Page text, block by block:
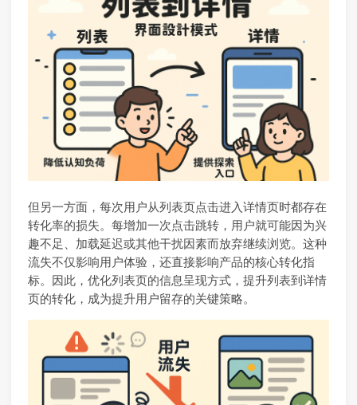
但另一方面，每次用户从列表页点击进入详情页时都存在
转化率的损失。每增加一次点击跳转，用户就可能因为兴
趣不足、加载延迟或其他干扰因素而放弃继续浏览。这种
流失不仅影响用户体验，还直接影响产品的核心转化指
标。因此，优化列表页的信息呈现方式，提升列表到详情
页的转化，成为提升用户留存的关键策略。